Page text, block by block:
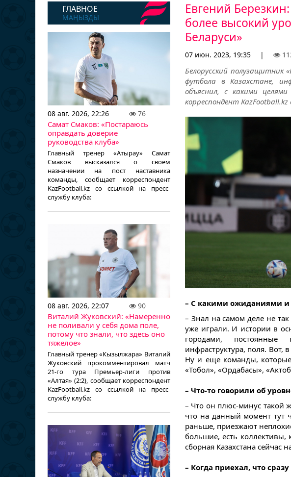
ГЛАВНОЕ
МАҢЫЗДЫ
08 авг. 2026, 22:26 76
Самат Смаков: «Постараюсь
оправдать доверие
руководства клуба»
Главный тренер «Атырау» Самат
Смаков высказался о своем
назначении на пост наставника
команды, сообщает корреспондент
KazFootball.kz со ссылкой на пресс-
службу клуба:
08 авг. 2026, 22:07 90
Виталий Жуковский: «Намеренно
не поливали у себя дома поле,
потому что знали, что здесь оно
тяжелое»
Главный тренер «Кызылжара» Виталий
Жуковский прокомментировал матч
21-го тура Премьер-лиги против
«Алтая» (2:2), сообщает корреспондент
KazFootball.kz со ссылкой на пресс-
службу клуба:
Евгений Березкин:
более высокий
Беларуси»
07 июн. 2023, 19:35 |
Белорусский полузащитник
футбола в Казахстане,
объяснил, с какими
корреспондент
– С какими ожиданиями и
– Знал на самом деле не так
уже играли. И истории в
городами,
инфраструктура, поля. Вот,
Ну и еще команды, которые
«Тобол», «Ордабасы»,
– Что-то говорили об
– Что он плюс-минус такой
что на данный момент тут
раньше, приезжают
большие, есть коллективы,
сборная Казахстана сейчас
– Когда приехал, что